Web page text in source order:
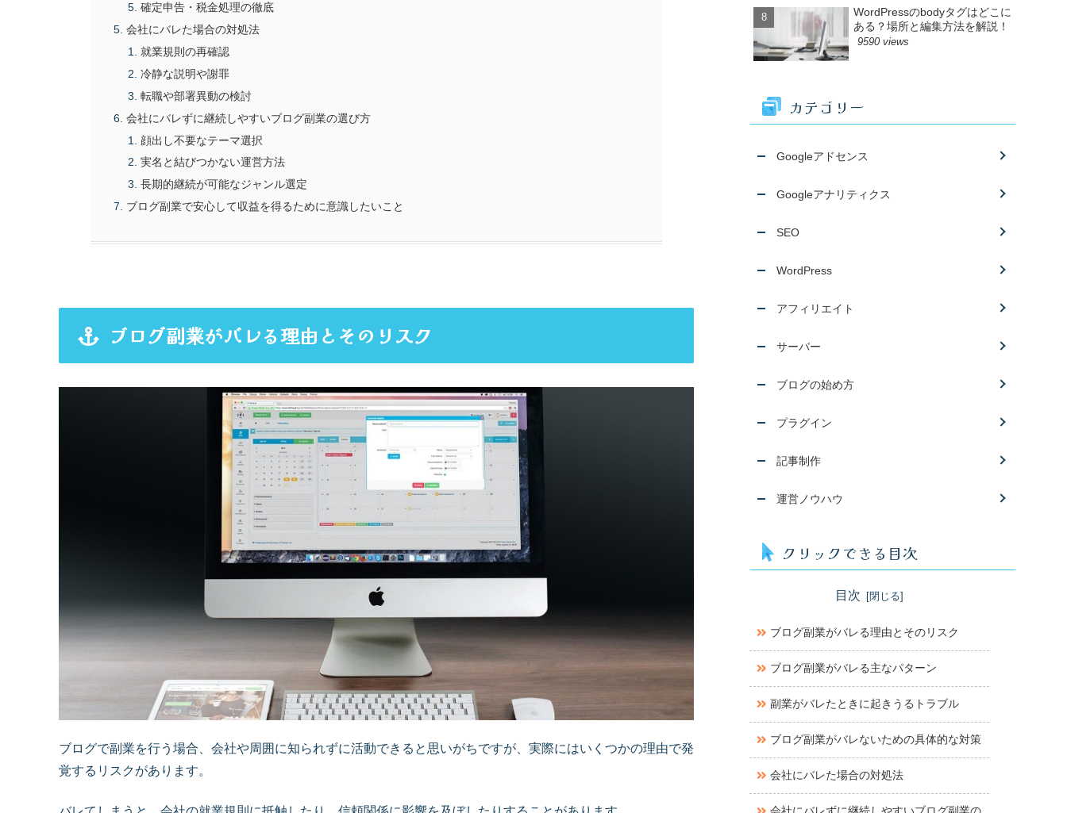
確定申告・税金処理の徹底
会社にバレた場合の対処法
就業規則の再確認
冷静な説明や謝罪
転職や部署異動の検討
会社にバレずに継続しやすいブログ副業の選び方
顔出し不要なテーマ選択
実名と結びつかない運営方法
長期的継続が可能なジャンル選定
ブログ副業で安心して収益を得るために意識したいこと
ブログ副業がバレる理由とそのリスク
ブログで副業を行う場合、会社や周囲に知られずに活動できると思いがちですが、実際にはいくつかの理由で発
覚するリスクがあります。
WordPressのbodyタグはどこに
ある？場所と編集方法を解説！
9590 views
カテゴリー
Googleアドセンス
Googleアナリティクス
SEO
WordPress
アフィリエイト
サーバー
ブログの始め方
プラグイン
記事制作
運営ノウハウ
クリックできる目次
目次
ブログ副業がバレる理由とそのリスク
ブログ副業がバレる主なパターン
副業がバレたときに起きうるトラブル
ブログ副業がバレないための具体的な対策
会社にバレた場合の対処法